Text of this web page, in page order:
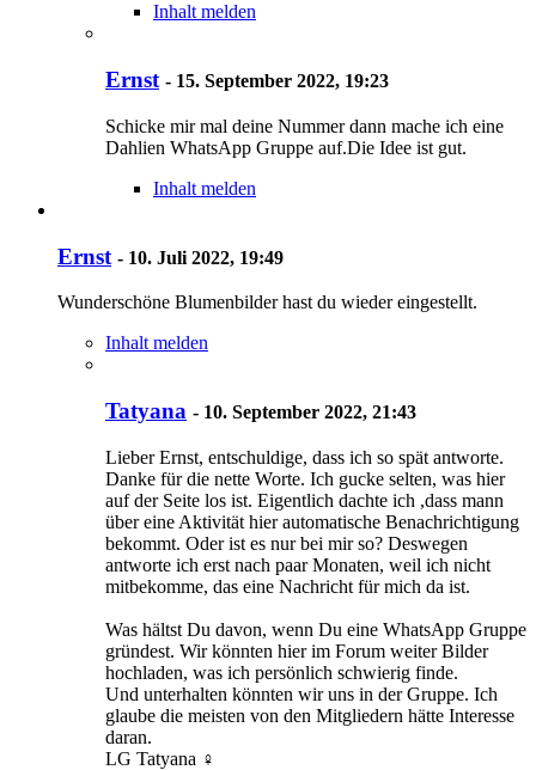
Inhalt melden
Ernst - 15. September 2022, 19:23
Schicke mir mal deine Nummer dann mache ich eine
Dahlien WhatsApp Gruppe auf.Die Idee ist gut.
Inhalt melden
Ernst - 10. Juli 2022, 19:49
Wunderschöne Blumenbilder hast du wieder eingestellt.
Inhalt melden
Tatyana - 10. September 2022, 21:43
Lieber Ernst, entschuldige, dass ich so spät antworte.
Danke für die nette Worte. Ich gucke selten, was hier
auf der Seite los ist. Eigentlich dachte ich ,dass mann
über eine Aktivität hier automatische Benachrichtigung
bekommt. Oder ist es nur bei mir so? Deswegen
antworte ich erst nach paar Monaten, weil ich nicht
mitbekomme, das eine Nachricht für mich da ist.
Was hältst Du davon, wenn Du eine WhatsApp Gruppe
gründest. Wir könnten hier im Forum weiter Bilder
hochladen, was ich persönlich schwierig finde.
Und unterhalten könnten wir uns in der Gruppe. Ich
glaube die meisten von den Mitgliedern hätte Interesse
daran.
LG Tatyana ‍♀️